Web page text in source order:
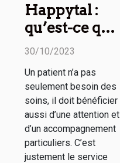
Happytal :
qu’est-ce que
c’est ?
30/10/2023
Un patient n’a pas
seulement besoin des
soins, il doit bénéficier
aussi d’une attention et
d’un accompagnement
particuliers. C’est
justement le service